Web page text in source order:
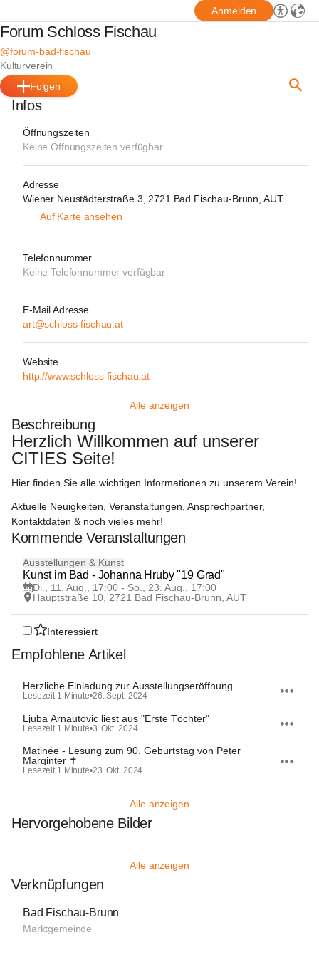
Anmelden
Forum Schloss Fischau
@forum-bad-fischau
Kulturverein
Folgen
Infos
Öffnungszeiten
Keine Öffnungszeiten verfügbar
Adresse
Wiener Neustädterstraße 3, 2721 Bad Fischau-Brunn, AUT
Auf Karte ansehen
Telefonnummer
Keine Telefonnummer verfügbar
E-Mail Adresse
art@schloss-fischau.at
Website
http://www.schloss-fischau.at
Alle anzeigen
Beschreibung
Herzlich Willkommen auf unserer
CITIES Seite!
Hier finden Sie alle wichtigen Informationen zu unserem Verein!
Aktuelle Neuigkeiten, Veranstaltungen, Ansprechpartner,
Kontaktdaten & noch vieles mehr!
Kommende Veranstaltungen
11
AUG
Ausstellungen & Kunst
Kunst im Bad - Johanna Hruby "19 Grad"
Di., 11. Aug., 17:00 - So., 23. Aug., 17:00
Hauptstraße 10, 2721 Bad Fischau-Brunn, AUT
Interessiert
Empfohlene Artikel
Herzliche Einladung zur Ausstellungseröffnung
Lesezeit 1 Minute•26. Sept. 2024
Ljuba Arnautovic liest aus "Erste Töchter"
Lesezeit 1 Minute•3. Okt. 2024
Matinée - Lesung zum 90. Geburtstag von Peter
Marginter ✝︎
Lesezeit 1 Minute•23. Okt. 2024
Alle anzeigen
Hervorgehobene Bilder
Alle anzeigen
Verknüpfungen
Bad Fischau-Brunn
Marktgemeinde